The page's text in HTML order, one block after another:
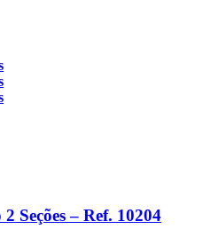
Seções – Ref. 10204